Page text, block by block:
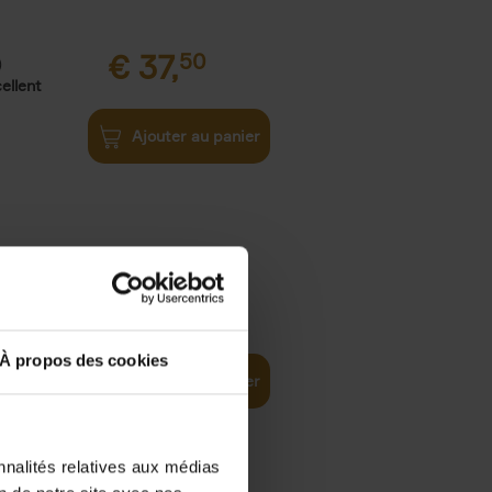
À propos des cookies
relatives aux médias
€ 37,50
Ajouter au panier
world 29,99
Ajouter au panier